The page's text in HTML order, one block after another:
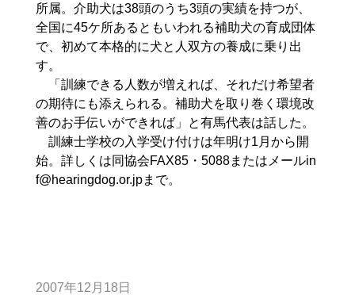
所属。介助犬は38頭のうち3頭の実績を持つが、
全国に45ケ所あるともいわれる補助犬の育成団体
で、初めて本格的に犬と人双方の養成に乗り出
す。
「訓練できる人数が増えれば、それだけ希望者
の期待にも添えられる。補助犬を取り巻く環境改
善のお手伝いができれば」と有馬代表は話した。
訓練士学校の入学受け付けは年明け1月から開
始。詳しくは同協会FAX85・5088またはメールin
f@hearingdog.or.jpまで。
2007年12月18日